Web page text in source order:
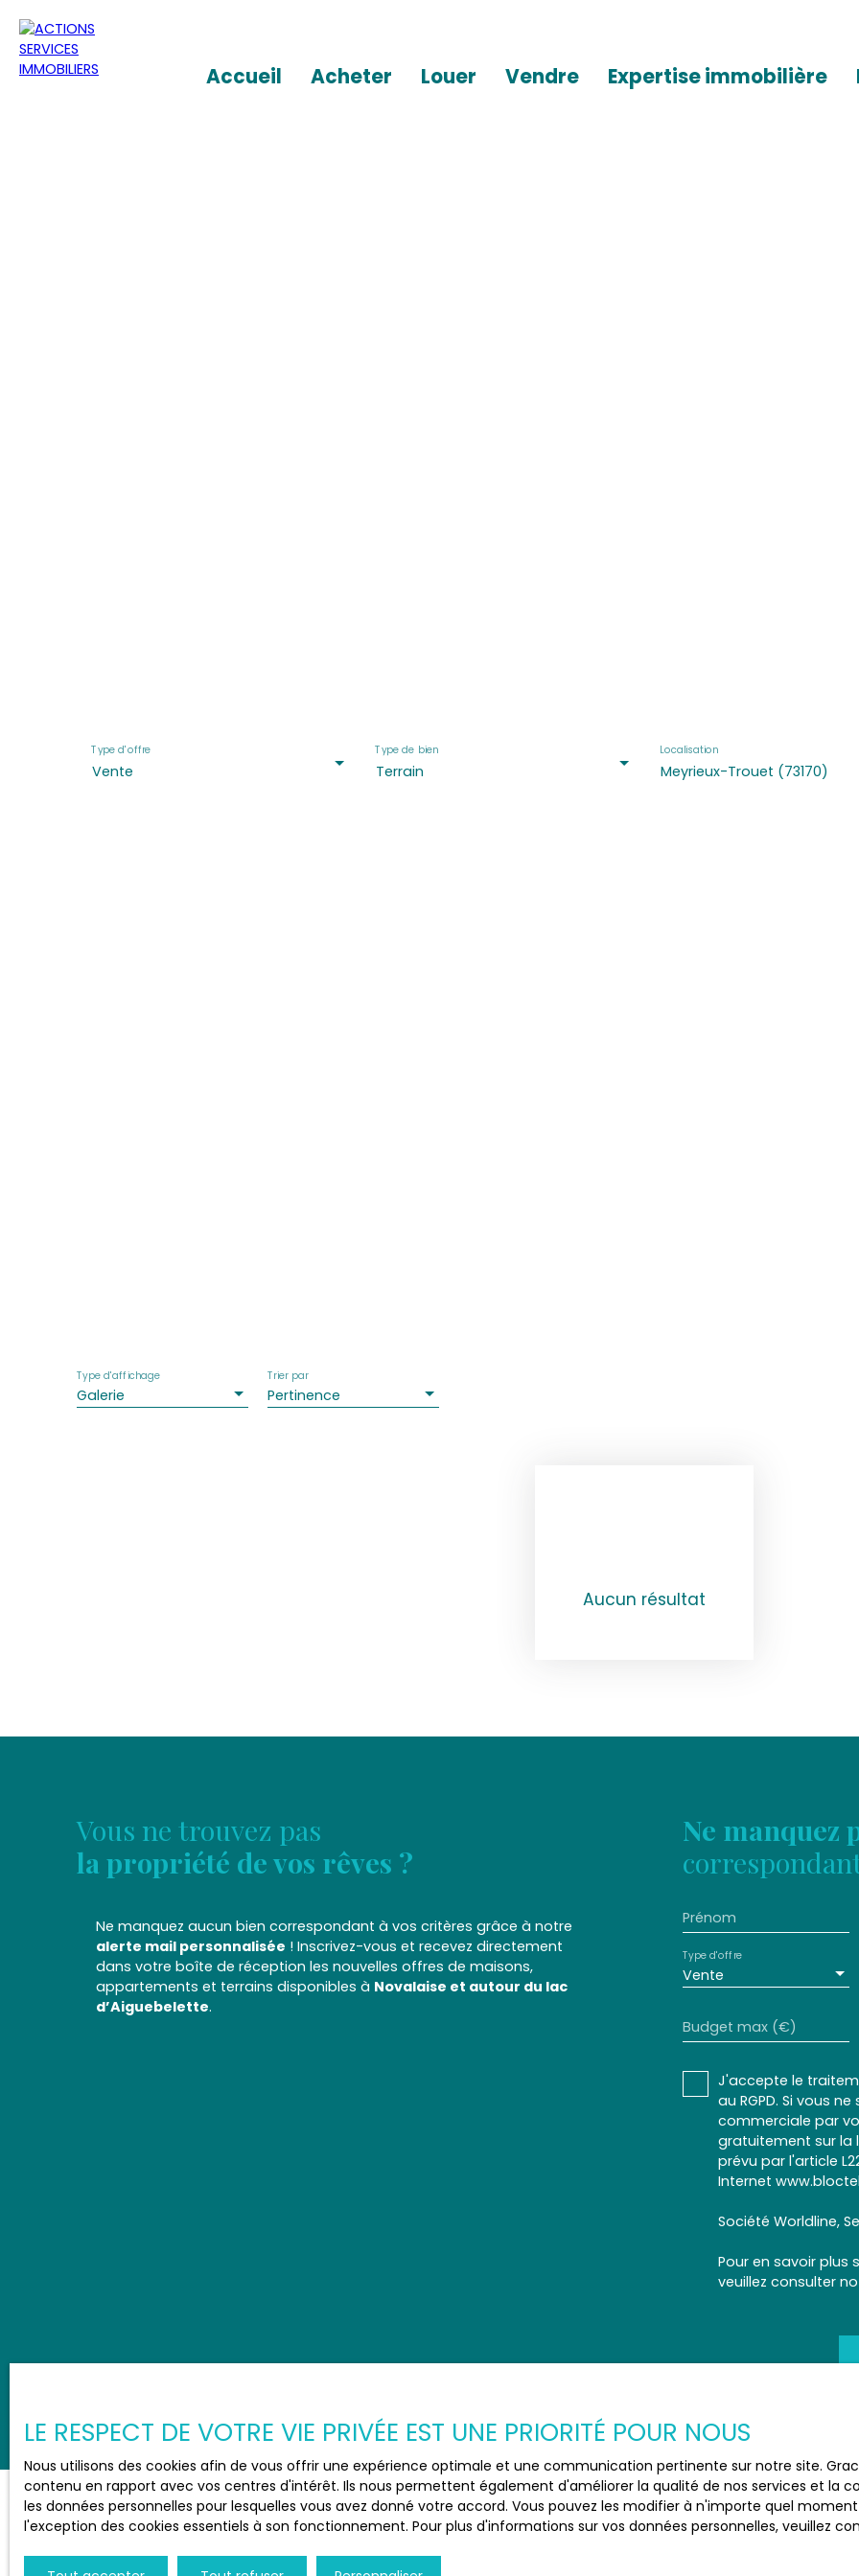
Accueil Acheter Louer Vendre Expertise immobilière
Vente
Type d'offre
Terrain
Type de bien
Meyrieux-Trouet (73170)
Localisation
Galerie
Type d'affichage
Pertinence
Trier par
Aucun résultat
Vous ne trouvez pas
la propriété de vos rêves ?
Ne manquez aucun bien correspondant à vos critères grâce à notre
alerte mail personnalisée ! Inscrivez-vous et recevez directement
dans votre boîte de réception les nouvelles offres de maisons,
appartements et terrains disponibles à Novalaise et autour du lac
d’Aiguebelette.
Ne manquez
Prénom
Vente
Type d'offre
Budget max (€)
J'accepte le
au RGPD. Si vous
commerciale par
gratuitement sur la
prévu par l'article
Internet
Société Worldline,
Pour en savoir plus
veuillez consulter
JE RECHERCHE UN BIEN JE SUIS PROPRIÉTAIRE
LE RESPECT DE VOTRE VIE PRIVÉE EST UNE PRIORITÉ POUR NOUS
Nous utilisons des cookies afin de vous offrir une expérience optimale et une communication pertinente sur notre site.
contenu en rapport avec vos centres d'intérêt. Ils nous permettent également d'améliorer la qualité de nos services et la
les données personnelles pour lesquelles vous avez donné votre accord. Vous pouvez les modifier à n'importe quel
l'exception des cookies essentiels à son fonctionnement. Pour plus d'informations sur vos données personnelles, veuillez